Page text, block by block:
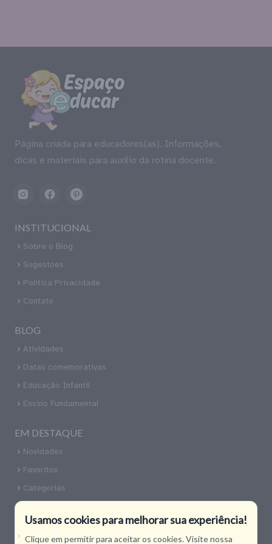
Usamos cookies para melhorar sua experiência!
Clique em permitir para aceitar os cookies. Visite nossa
Página criada para educadores(as). Informações,
dicas e materiais para auxílio da rotina docente.
INSTITUCIONAL
Sobre o Blog
Sugestoes
Política Privacidade
Contato
BLOG
Atividades
Datas comemorativas
Educação Infantil
Ensino Fundamental
EM DESTAQUE
Novidades
Favoritos
Categorias
CONTATO
Nossas Redes Sociais